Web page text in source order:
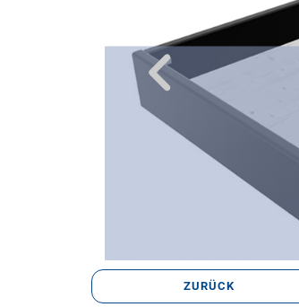
Previous
ZURÜCK